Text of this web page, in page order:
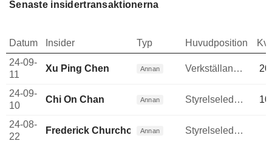
Senaste insidertransaktionerna
Datum Insider Typ Huvudposition
24-09-
11
Xu Ping Chen Annan Verkställande direktör
24-09-
10
Chi On Chan Annan Styrelseledamot
24-08-
22
Frederick ChurchouseAnnan Styrelseledamot